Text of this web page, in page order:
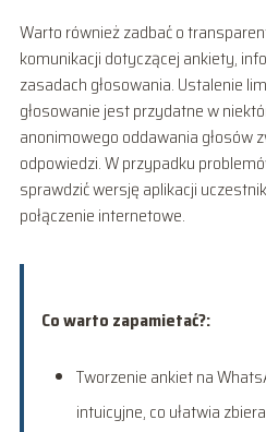
Warto również zadbać o
komunikacji dotyczącej ankiety,
zasadach głosowania. Ustalenie
głosowanie jest przydatne w
anonimowego oddawania głosów
odpowiedzi. W przypadku
sprawdzić wersję aplikacji
połączenie internetowe.
Co warto zapamietać?:
Tworzenie ankiet na
intuicyjne, co ułatwia